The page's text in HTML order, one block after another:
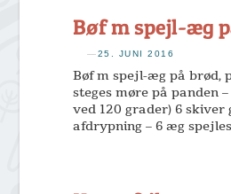
Bøf m spejl-æg
—25. JUNI 2016
Bøf m spejl-æg på brød,
steges møre på panden
ved 120 grader) 6
afdrypning – 6 æg